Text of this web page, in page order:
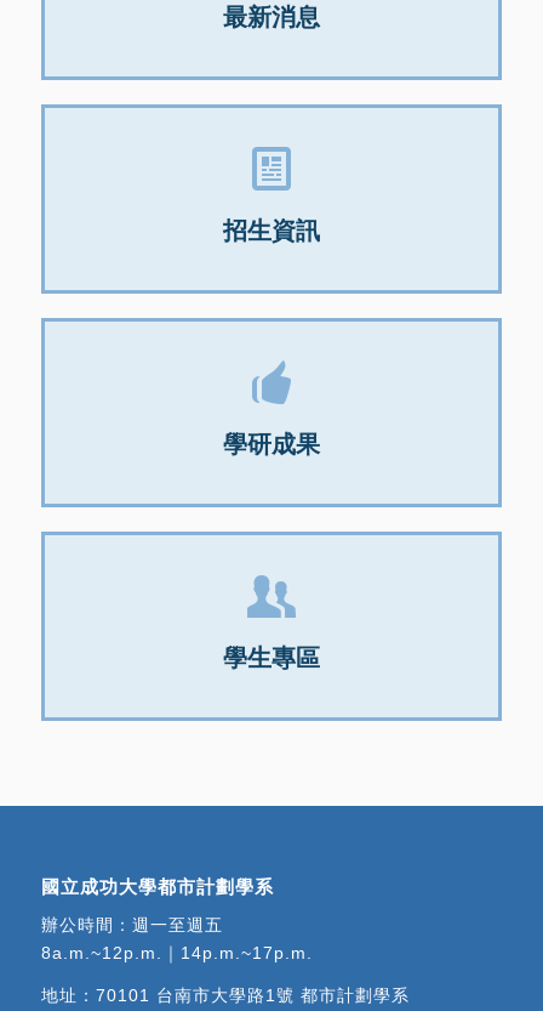
最新消息
招生資訊
學研成果
學生專區
國立成功大學都市計劃學系
辦公時間：週一至週五
8a.m.~12p.m.｜14p.m.~17p.m.
地址： 70101 台南市大學路1號 都市計劃學系